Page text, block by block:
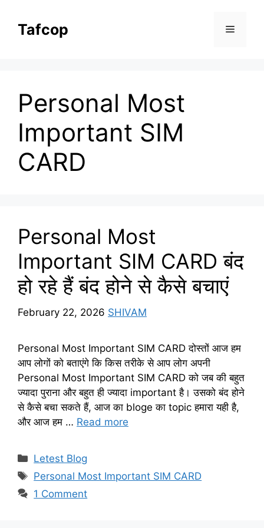
contentTafcop Menu
Personal Most
Important SIM
CARD
Personal Most
Important SIM CARD बंद
हो रहे हैं बंद होने से कैसे बचाएं
February 22, 2026 SHIVAM
Personal Most Important SIM CARD दोस्तों आज हम
आप लोगों को बताएंगे कि किस तरीके से आप लोग अपनी
Personal Most Important SIM CARD को जब की बहुत
ज्यादा पुराना और बहुत ही ज्यादा important है। उसको बंद होने
से कैसे बचा सकते हैं, आज का bloge का topic हमारा यही है,
और आज हम … Read more
Categories
Letest Blog
Tags
Personal Most Important SIM CARD
1 Comment